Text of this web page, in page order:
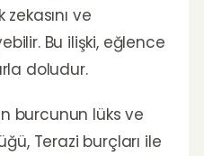
zekasını ve
Bu ilişki, eğlence
doludur.
burcunun lüks ve
Terazi burçları ile